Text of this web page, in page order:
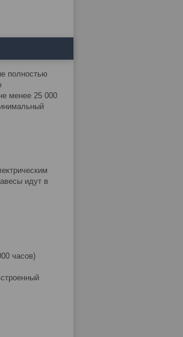
полностью
менее 25 000
идут в
часов)